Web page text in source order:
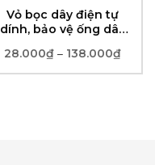
Vỏ bọc dây điện tự
dính, bảo vệ ống dây
28.000₫ – 138.000₫
từ